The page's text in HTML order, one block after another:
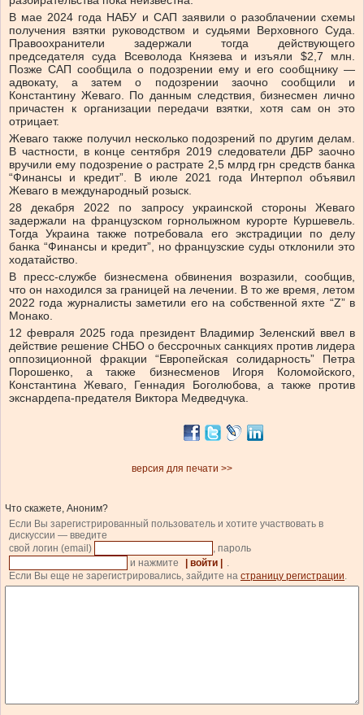
В мае 2024 года НАБУ и САП заявили о разоблачении схемы
получения взятки руководством и судьями Верховного Суда.
Правоохранители задержали тогда действующего
председателя суда Всеволода Князева и изъяли $2,7 млн.
Позже САП сообщила о подозрении ему и его сообщнику —
адвокату, а затем о подозрении заочно сообщили и
Константину Жеваго. По данным следствия, бизнесмен лично
причастен к организации передачи взятки, хотя сам он это
отрицает.
Жеваго также получил несколько подозрений по другим делам.
В частности, в конце сентября 2019 следователи ДБР заочно
вручили ему подозрение о растрате 2,5 млрд грн средств банка
“Финансы и кредит”. В июле 2021 года Интерпол объявил
Жеваго в международный розыск.
28 декабря 2022 по запросу украинской стороны Жеваго
задержали на французском горнолыжном курорте Куршевель.
Тогда Украина также потребовала его экстрадиции по делу
банка “Финансы и кредит”, но французские суды отклонили это
ходатайство.
В пресс-службе бизнесмена обвинения возразили, сообщив,
что он находился за границей на лечении. В то же время, летом
2022 года журналисты заметили его на собственной яхте “Z” в
Монако.
12 февраля 2025 года президент Владимир Зеленский ввел в
действие решение СНБО о бессрочных санкциях против лидера
оппозиционной фракции “Европейская солидарность” Петра
Порошенко, а также бизнесменов Игоря Коломойского,
Константина Жеваго, Геннадия Боголюбова, а также против
экснардепа-предателя Виктора Медведчука.
версия для печати >>
Что скажете, Аноним?
Если Вы зарегистрированный пользователь и хотите участвовать в
дискуссии — введите
свой логин (email)
, пароль
и нажмите
| войти |
.
Если Вы еще не зарегистрировались, зайдите на страницу регистрации.